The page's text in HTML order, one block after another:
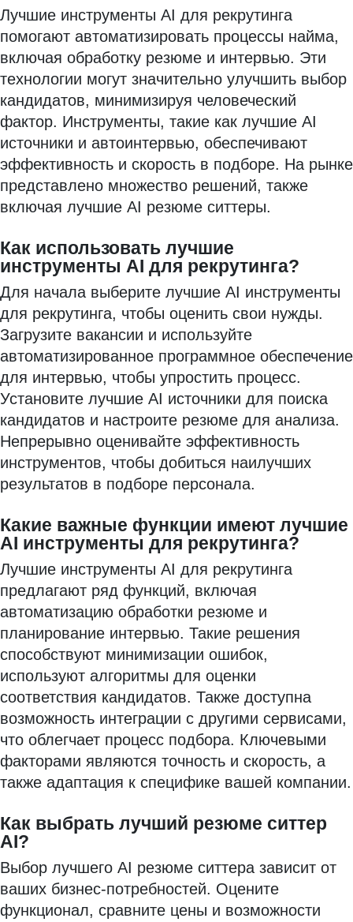
Лучшие инструменты AI для рекрутинга
помогают автоматизировать процессы найма,
включая обработку резюме и интервью. Эти
технологии могут значительно улучшить выбор
кандидатов, минимизируя человеческий
фактор. Инструменты, такие как лучшие AI
источники и автоинтервью, обеспечивают
эффективность и скорость в подборе. На рынке
представлено множество решений, также
включая лучшие AI резюме ситтеры.
Как использовать лучшие
инструменты AI для рекрутинга?
Для начала выберите лучшие AI инструменты
для рекрутинга, чтобы оценить свои нужды.
Загрузите вакансии и используйте
автоматизированное программное обеспечение
для интервью, чтобы упростить процесс.
Установите лучшие AI источники для поиска
кандидатов и настроите резюме для анализа.
Непрерывно оценивайте эффективность
инструментов, чтобы добиться наилучших
результатов в подборе персонала.
Какие важные функции имеют лучшие
AI инструменты для рекрутинга?
Лучшие инструменты AI для рекрутинга
предлагают ряд функций, включая
автоматизацию обработки резюме и
планирование интервью. Такие решения
способствуют минимизации ошибок,
используют алгоритмы для оценки
соответствия кандидатов. Также доступна
возможность интеграции с другими сервисами,
что облегчает процесс подбора. Ключевыми
факторами являются точность и скорость, а
также адаптация к специфике вашей компании.
Как выбрать лучший резюме ситтер
AI?
Выбор лучшего AI резюме ситтера зависит от
ваших бизнес-потребностей. Оцените
функционал, сравните цены и возможности